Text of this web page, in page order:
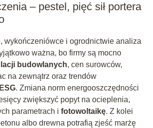
– pestel, pięć sił portera
wykończeniówce i ogrodnictwie analiza
ważna, bo firmy są mocno
budowlanych, cen surowców,
na zewnątrz oraz trendów
ESG. Zmiana norm energooszczędności
zwiększyć popyt na ocieplenia,
parametrach i fotowoltaikę. Z kolei
albo drewna potrafią zjeść marżę